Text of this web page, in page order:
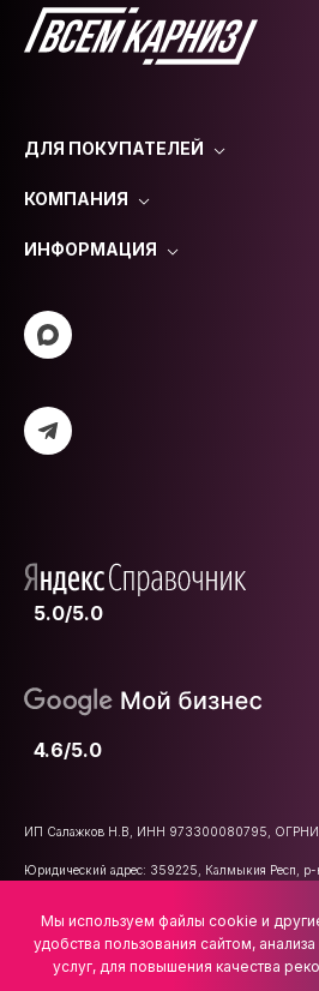
Мы используем файлы cookie и
удобства пользования сайтом,
услуг, для повышения качества
ДЛЯ ПОКУПАТЕЛЕЙ
КОМПАНИЯ
ИНФОРМАЦИЯ
5.0/5.0
4.6/5.0
ИП Салажков Н.В, ИНН 973300080795,
Юридический адрес: 359225, Калмыкия Респ, р-
E-mail: info@vsemkarniz.ru